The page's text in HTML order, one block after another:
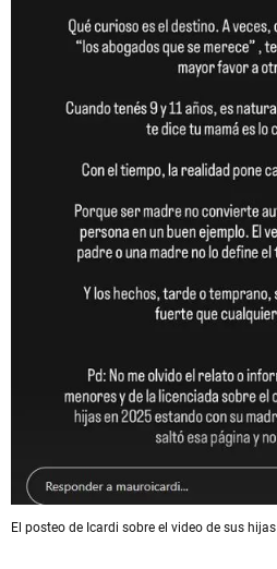
El posteo de Icardi sobre el video de sus hijas